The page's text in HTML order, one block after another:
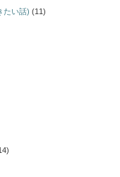
たい話) (11)